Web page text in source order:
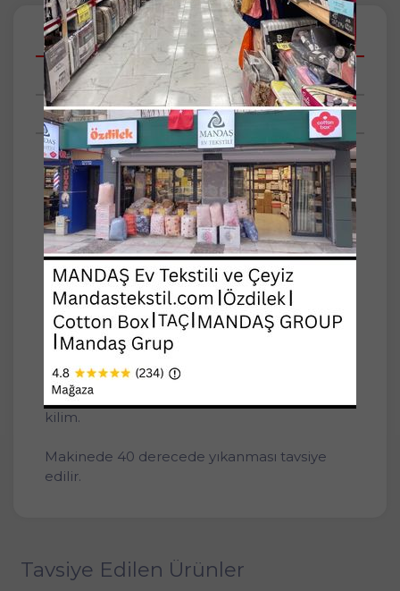
Açıklamalar
Taksit Seçenekleri
Tüm Yorumlar
Pamuklu Dokuma Lüks Kilim
Ölçü: 80x150 -+3
Ağırlık: 1395gr -+30
Hav Yüksekliği: 6-8mm
Pamuklu iplikten dokunmuştur.
Evde ve işyerinde kullanıma uygundur.
Odanızı güzelleştirecek dekoratif pamuklu
kilim.
Makinede 40 derecede yıkanması tavsiye
edilir.
Tavsiye Edilen Ürünler